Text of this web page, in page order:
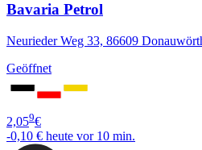
Bavaria Petrol
Neurieder Weg 33, 86609
Geöffnet
2,059€
-0,10 € heute vor 10 min.